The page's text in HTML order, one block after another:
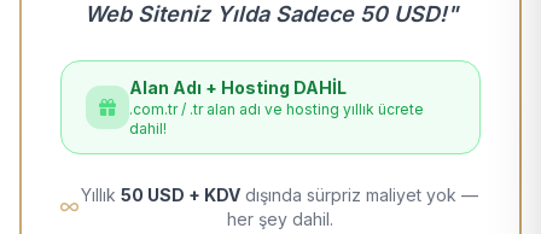
Web Siteniz Yılda Sadece 50 USD!"
Alan Adı + Hosting DAHİL
.com.tr / .tr alan adı ve hosting yıllık ücrete
dahil!
Yıllık 50 USD + KDV dışında sürpriz maliyet yok —
her şey dahil.